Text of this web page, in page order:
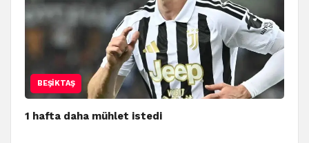
BEŞIKTAŞ
1 hafta daha mühlet istedi